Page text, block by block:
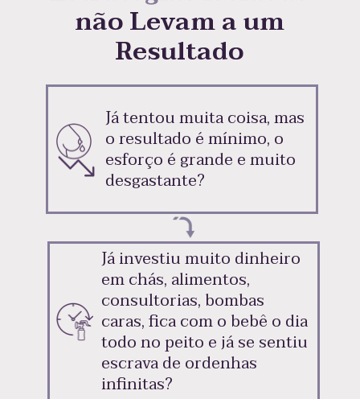
não Levam a um
Resultado
Já investiu muito dinheiro
em chás, alimentos,
consultorias, bombas
caras, fica com o bebê o dia
todo no peito e já se sentiu
escrava de ordenhas
infinitas?
Já tentou muita coisa, mas
o resultado é mínimo, o
esforço é grande e muito
desgastante?